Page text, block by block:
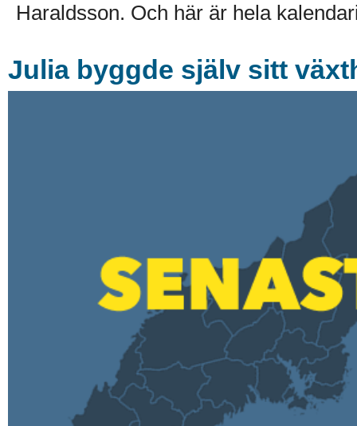
Haraldsson. Och här är hela
Julia byggde själv sitt